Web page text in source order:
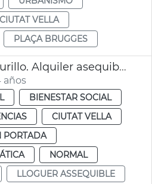
CIUTAT VELLA
PLAÇA BRUGGES
Obras edificio Murillo. Alquiler asequible
años
BIENESTAR SOCIAL
CIUTAT VELLA
PORTADA
NORMAL
LLOGUER ASSEQUIBLE